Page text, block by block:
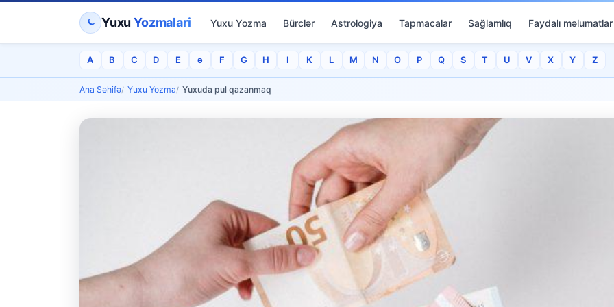
YuxuYozmalari Yuxu Yozma Bürclər Astrologiya Tapmacalar Sağlamlıq Faydalı məlumatlar
A B C D E ə F G H I K L M N O P Q S T U V X Y Z
Ana Səhifə Yuxu Yozma Yuxuda pul qazanmaq